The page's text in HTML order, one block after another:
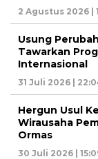
2 Agustus 2026 |
Usung
Tawarkan
Internasional
31 Juli 2026 |
Hergun Usul
Wirausaha
Ormas
30 Juli 2026 |